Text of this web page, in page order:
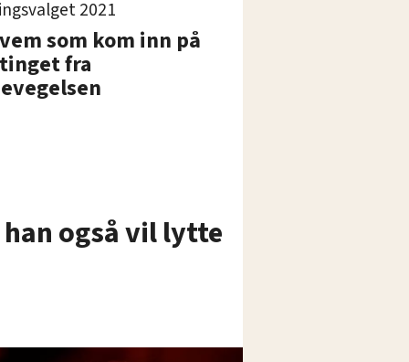
2021
som kom inn på
fra
også vil lytte